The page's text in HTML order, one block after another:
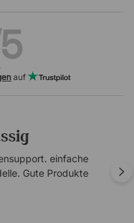
auf
einfache
Gute Produkte